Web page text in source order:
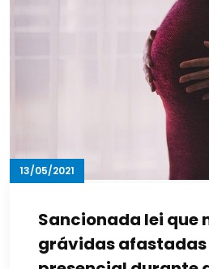
13/05/2021
Sancionada lei que
grávidas